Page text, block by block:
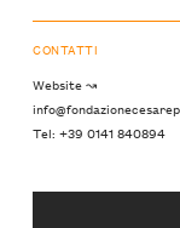
CONTATTI
Website ↝
Tel: +39 0141 840894